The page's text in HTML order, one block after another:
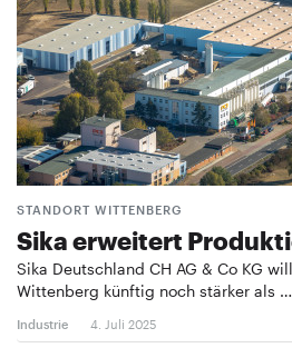
STANDORT WITTENBERG
Sika erweitert
Sika Deutschland CH AG & Co KG
Wittenberg künftig noch stärker als …
Industrie 4. Juli 2025